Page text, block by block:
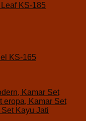
KS-185
KS-165